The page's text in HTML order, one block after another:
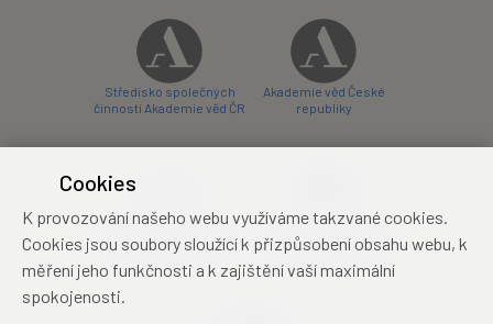
Středisko společných
činností Akademie věd ČR
Akademie věd České
republiky
konferenční centrum
Zámecký hotel Třešť
konferenční centrum
Cookies
K provozování našeho webu využíváme takzvané cookies.
Cookies jsou soubory sloužící k přizpůsobení obsahu webu, k
měření jeho funkčnosti a k zajištění vaší maximální
spokojenosti.